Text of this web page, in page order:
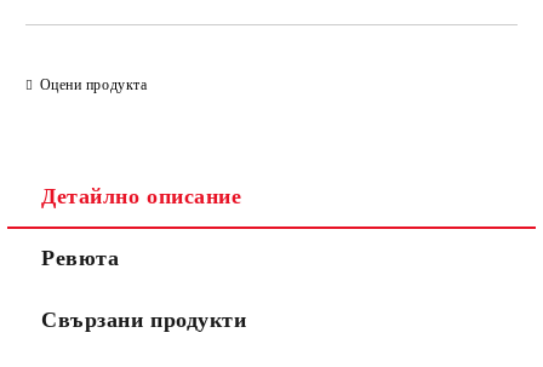
Оцени продукта
Детайлно описание
Ревюта
Свързани продукти